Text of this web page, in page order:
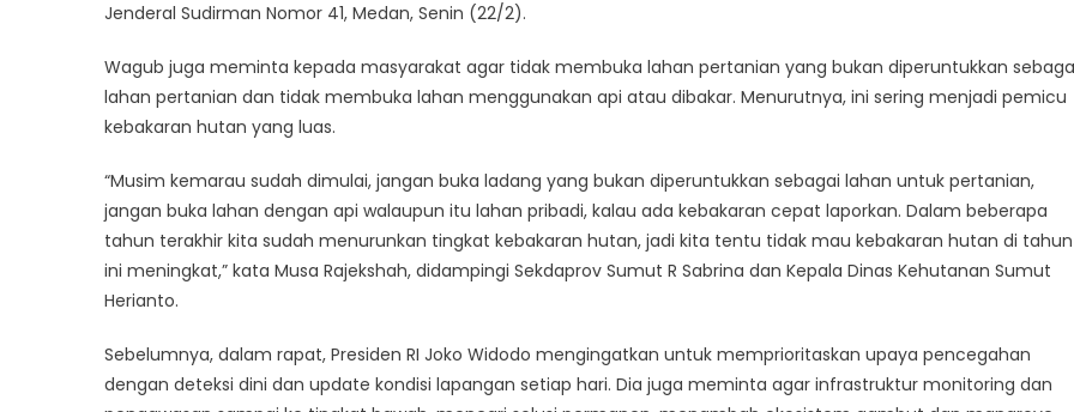
Jenderal Sudirman Nomor 41, Medan, Senin (22/2).
Wagub juga meminta kepada masyarakat agar tidak membuka lahan pertanian yang bukan diperuntukkan
lahan pertanian dan tidak membuka lahan menggunakan api atau dibakar. Menurutnya, ini sering menjadi pemicu
kebakaran hutan yang luas.
“Musim kemarau sudah dimulai, jangan buka ladang yang bukan diperuntukkan sebagai lahan untuk pertanian,
jangan buka lahan dengan api walaupun itu lahan pribadi, kalau ada kebakaran cepat laporkan. Dalam beberapa
tahun terakhir kita sudah menurunkan tingkat kebakaran hutan, jadi kita tentu tidak mau kebakaran hutan di tahun
ini meningkat,” kata Musa Rajekshah, didampingi Sekdaprov Sumut R Sabrina dan Kepala Dinas Kehutanan Sumut
Herianto.
Sebelumnya, dalam rapat, Presiden RI Joko Widodo mengingatkan untuk memprioritaskan upaya pencegahan
dengan deteksi dini dan update kondisi lapangan setiap hari. Dia juga meminta agar infrastruktur monitoring dan